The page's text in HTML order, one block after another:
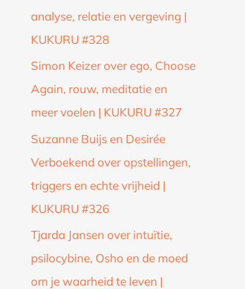
analyse, relatie en vergeving |
KUKURU #328
Simon Keizer over ego, Choose
Again, rouw, meditatie en
meer voelen | KUKURU #327
Suzanne Buijs en Desirée
Verboekend over opstellingen,
triggers en echte vrijheid |
KUKURU #326
Tjarda Jansen over intuïtie,
psilocybine, Osho en de moed
om je waarheid te leven |